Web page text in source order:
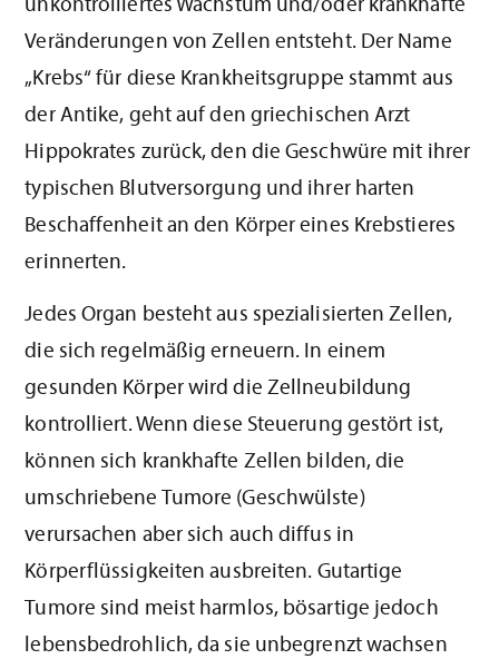
unkontrolliertes Wachstum und/oder krankhafte
Veränderungen von Zellen entsteht. Der Name
„Krebs“ für diese Krankheitsgruppe stammt aus
der Antike, geht auf den griechischen Arzt
Hippokrates zurück, den die Geschwüre mit ihrer
typischen Blutversorgung und ihrer harten
Beschaffenheit an den Körper eines Krebstieres
erinnerten.
Jedes Organ besteht aus spezialisierten Zellen,
die sich regelmäßig erneuern. In einem
gesunden Körper wird die Zellneubildung
kontrolliert. Wenn diese Steuerung gestört ist,
können sich krankhafte Zellen bilden, die
umschriebene Tumore (Geschwülste)
verursachen aber sich auch diffus in
Körperflüssigkeiten ausbreiten. Gutartige
Tumore sind meist harmlos, bösartige jedoch
lebensbedrohlich, da sie unbegrenzt wachsen